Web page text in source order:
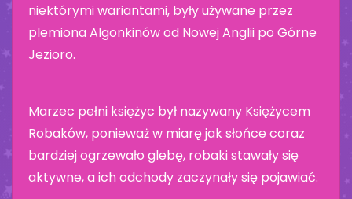
niektórymi wariantami, były używane przez
plemiona Algonkinów od Nowej Anglii po Górne
Jezioro.
Marzec pełni księżyc był nazywany Księżycem
Robaków, ponieważ w miarę jak słońce coraz
bardziej ogrzewało glebę, robaki stawały się
aktywne, a ich odchody zaczynały się pojawiać.